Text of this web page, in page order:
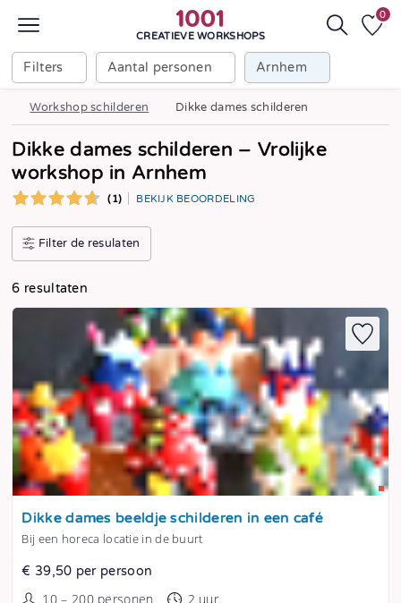
CREATIEVE WORKSHOPS
Filters Aantal personen Arnhem
0
Workshop schilderen Dikke dames schilderen
Dikke dames schilderen – Vrolijke
workshop in Arnhem
(1) BEKIJK BEOORDELING
Filter de resulaten
6 resultaten
Tonen
Dikke dames beeldje schilderen in een café
Bij een horeca locatie in de buurt
€ 39,50 per persoon
10 – 200 personen 2 uur